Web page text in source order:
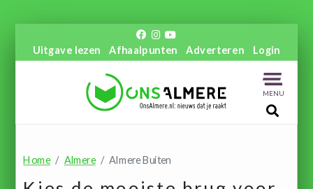
Uitgave lezen Afhaalpunten Adverteren Login
MENU
Home Almere Almere Buiten